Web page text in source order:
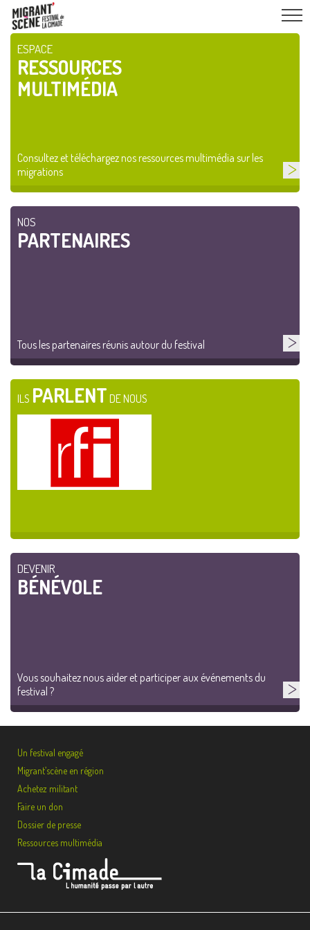
ESPACE
RESSOURCES
MULTIMÉDIA
Consultez et téléchargez nos ressources multimédia sur les
migrations
NOS
PARTENAIRES
Tous les partenaires réunis autour du festival
ILS PARLENT DE NOUS
DEVENIR
BÉNÉVOLE
Vous souhaitez nous aider et participer aux événements du
festival ?
Un festival engagé
Migrant’scène en région
Achetez militant
Faire un don
Dossier de presse
Ressources multimédia